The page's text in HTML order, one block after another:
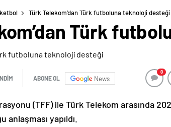
Türk Telekom’dan Türk futboluna teknoloji desteği
Türk
ABONE OL News
0
(TFF) ile Türk Telekom arasında
yapıldı.